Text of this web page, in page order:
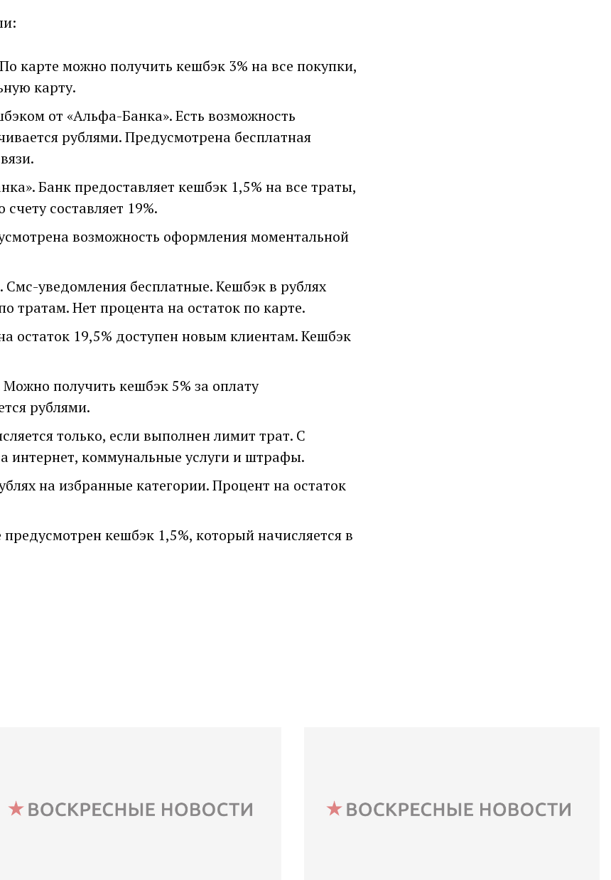
карте можно получить кешбэк 3% на все покупки,
карту.
от «Альфа-Банка». Есть возможность
рублями. Предусмотрена бесплатная
Банк предоставляет кешбэк 1,5% на все траты,
составляет 19%.
возможность оформления моментальной
уведомления бесплатные. Кешбэк в рублях
тратам. Нет процента на остаток по карте.
остаток 19,5% доступен новым клиентам. Кешбэк
получить кешбэк 5% за оплату
рублями.
только, если выполнен лимит трат. С
интернет, коммунальные услуги и штрафы.
на избранные категории. Процент на остаток
кешбэк 1,5%, который начисляется в